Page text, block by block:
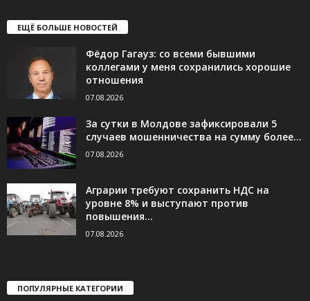
ЕЩЁ БОЛЬШЕ НОВОСТЕЙ
Фёдор Гагауз: со всеми бывшими
коллегами у меня сохранились хорошие
отношения
07.08.2026
За сутки в Молдове зафиксировали 5
случаев мошенничества на сумму более...
07.08.2026
Аграрии требуют сохранить НДС на
уровне 8% и выступают против
повышения...
07.08.2026
ПОПУЛЯРНЫЕ КАТЕГОРИИ